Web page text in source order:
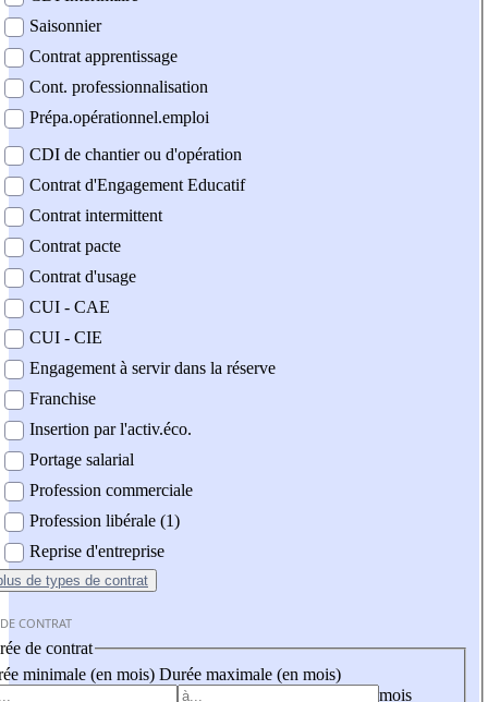
Saisonnier
Contrat apprentissage
Cont. professionnalisation
Prépa.opérationnel.emploi
CDI de chantier ou d'opération
Contrat d'Engagement Educatif
Contrat intermittent
Contrat pacte
Contrat d'usage
CUI - CAE
CUI - CIE
Engagement à servir dans la réserve
Franchise
Insertion par l'activ.éco.
Portage salarial
Profession commerciale
Profession libérale (1)
Reprise d'entreprise
de types de contrat
CONTRAT
de contrat
minimale (en mois) Durée maximale (en mois)
mois